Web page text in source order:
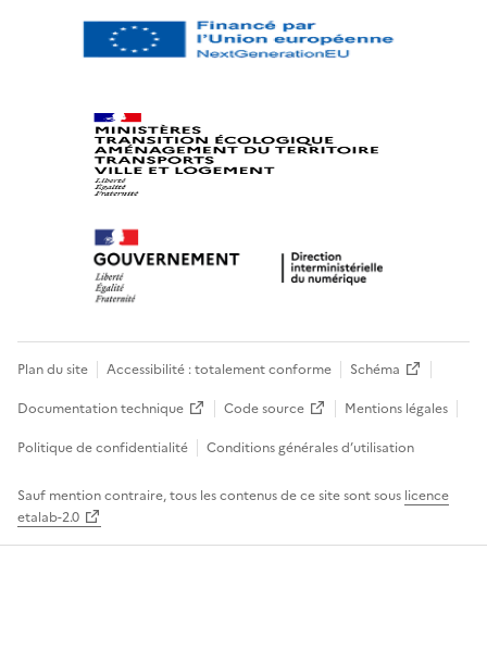
Plan du site Accessibilité : totalement conforme
Schéma
Documentation technique
Code source
Mentions légales
Politique de confidentialité
Conditions générales d’utilisation
Sauf mention contraire, tous les contenus de ce site sont sous licence
etalab-2.0